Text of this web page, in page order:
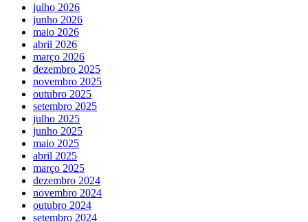
julho 2026
junho 2026
maio 2026
abril 2026
março 2026
dezembro 2025
novembro 2025
outubro 2025
setembro 2025
julho 2025
junho 2025
maio 2025
abril 2025
março 2025
dezembro 2024
novembro 2024
outubro 2024
setembro 2024